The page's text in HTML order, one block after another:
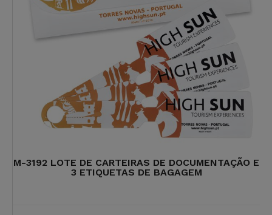
M-3192 LOTE DE CARTEIRAS DE DOCUMENTAÇÃO E
3 ETIQUETAS DE BAGAGEM